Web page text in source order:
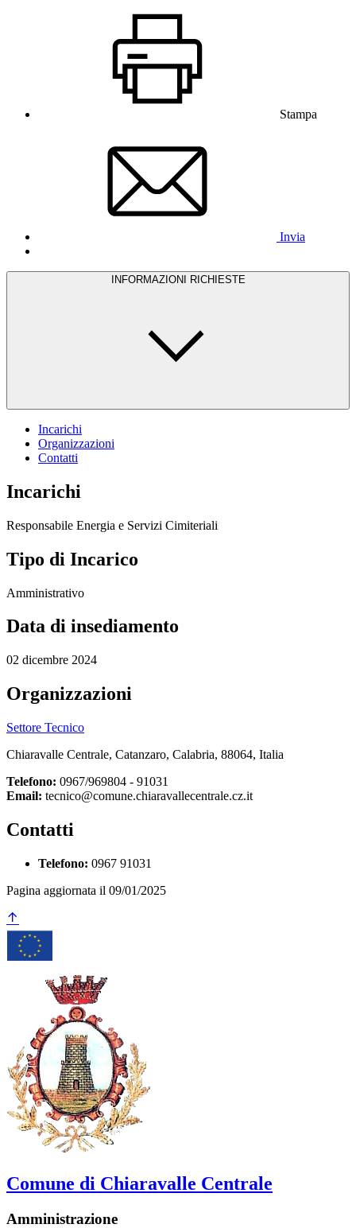
Stampa
Invia
INFORMAZIONI RICHIESTE
Incarichi
Organizzazioni
Contatti
Incarichi
Responsabile Energia e Servizi Cimiteriali
Tipo di Incarico
Amministrativo
Data di insediamento
02 dicembre 2024
Organizzazioni
Settore Tecnico
Chiaravalle Centrale, Catanzaro, Calabria, 88064, Italia
Telefono: 0967/969804 - 91031
Email: tecnico@comune.chiaravallecentrale.cz.it
Contatti
Telefono: 0967 91031
Pagina aggiornata il 09/01/2025
Comune di Chiaravalle Centrale
Amministrazione